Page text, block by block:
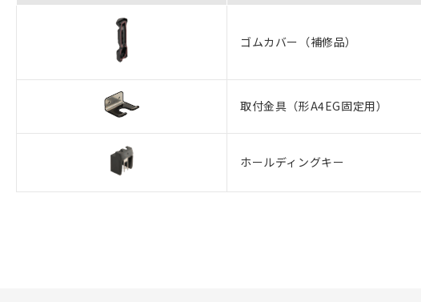
ゴムカバー（補修品）
取付金具（形A4EG固定用）
ホールディングキー